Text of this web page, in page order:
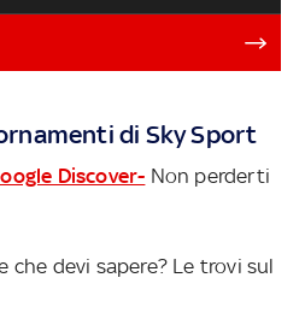
più hanno conquistato
e italiano? Quali
sia europea che italiana.
di tutte le classifiche
di Sky Sport
Discover- Non perderti
che devi sapere? Le trovi sul